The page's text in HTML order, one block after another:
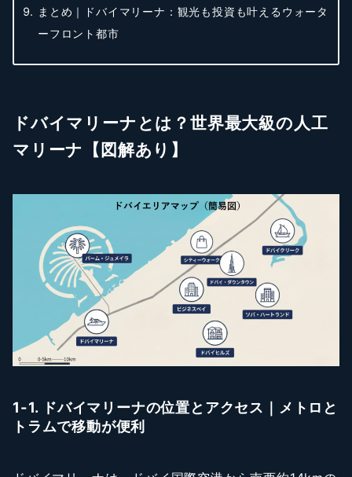
まとめ｜ドバイマリーナ：観光も投資も叶えるウォータ
ーフロント都市
ドバイマリーナとは？世界最大級の人工
マリーナ【図解あり】
1-1. ドバイマリーナの位置とアクセス｜メトロと
トラムで移動が便利